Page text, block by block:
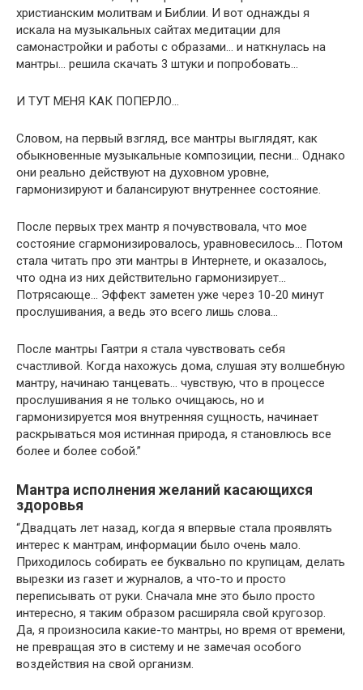
христианским молитвам и Библии. И вот однажды я
искала на музыкальных сайтах медитации для
самонастройки и работы с образами… и наткнулась на
мантры… решила скачать 3 штуки и попробовать…
И ТУТ МЕНЯ КАК ПОПЕРЛО…
Словом, на первый взгляд, все мантры выглядят, как
обыкновенные музыкальные композиции, песни… Однако
они реально действуют на духовном уровне,
гармонизируют и балансируют внутреннее состояние.
После первых трех мантр я почувствовала, что мое
состояние сгармонизировалось, уравновесилось… Потом
стала читать про эти мантры в Интернете, и оказалось,
что одна из них действительно гармонизирует…
Потрясающе… Эффект заметен уже через 10-20 минут
прослушивания, а ведь это всего лишь слова…
После мантры Гаятри я стала чувствовать себя
счастливой. Когда нахожусь дома, слушая эту волшебную
мантру, начинаю танцевать… чувствую, что в процессе
прослушивания я не только очищаюсь, но и
гармонизируется моя внутренняя сущность, начинает
раскрываться моя истинная природа, я становлюсь все
более и более собой.”
Мантра исполнения желаний касающихся
здоровья
“Двадцать лет назад, когда я впервые стала проявлять
интерес к мантрам, информации было очень мало.
Приходилось собирать ее буквально по крупицам, делать
вырезки из газет и журналов, а что-то и просто
переписывать от руки. Сначала мне это было просто
интересно, я таким образом расширяла свой кругозор.
Да, я произносила какие-то мантры, но время от времени,
не превращая это в систему и не замечая особого
воздействия на свой организм.